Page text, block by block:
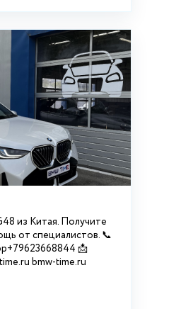
из Китая. Получите
от специалистов. 📞
📩
bmw-time.ru